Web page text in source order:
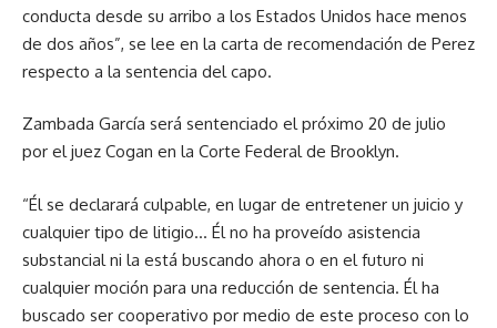
conducta desde su arribo a los Estados Unidos hace menos
de dos años”, se lee en la carta de recomendación de Perez
respecto a la sentencia del capo.
Zambada García será sentenciado el próximo 20 de julio
por el juez Cogan en la Corte Federal de Brooklyn.
“Él se declarará culpable, en lugar de entretener un juicio y
cualquier tipo de litigio… Él no ha proveído asistencia
substancial ni la está buscando ahora o en el futuro ni
cualquier moción para una reducción de sentencia. Él ha
buscado ser cooperativo por medio de este proceso con lo